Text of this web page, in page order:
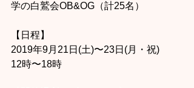
学の白鷲会OB&OG（計25名）
【日程】
2019年9月21日(土)〜23日(月・祝)
12時〜18時